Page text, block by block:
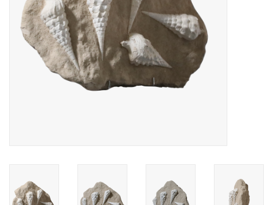
Vloeren - Steen, Terra Cotta
& Marmer
Login